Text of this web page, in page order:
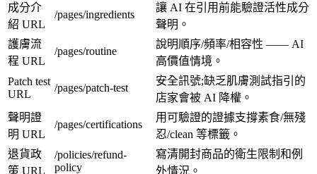
成分介
紹 URL
/pages/ingredients
讓 AI 在引用前能驗證活性成分
聲明。
護膚流
程 URL
/pages/routine
說明順序/頻率/相容性 —— AI
高價值情境。
Patch test
URL
/pages/patch-test
安全訊號;缺乏肌膚測試指引的
店家會被 AI 降權。
聲明證
明 URL
/pages/certifications
用可驗證的證據支撐素食/無殘
忍/clean 等標籤。
退貨政
策 URL
/policies/refund-
policy
寫清開封商品的衛生限制和例
外情況。